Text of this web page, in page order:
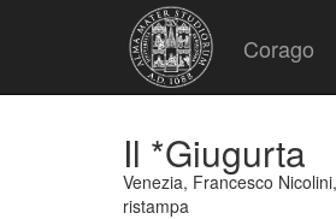
Corago
Il *Giugurta
Venezia, Francesco
ristampa